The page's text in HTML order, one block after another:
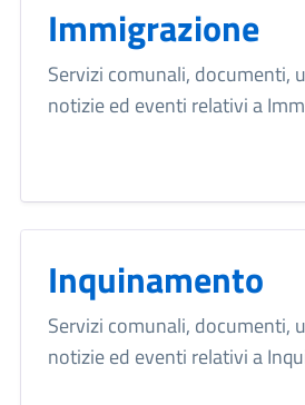
Immigrazione
Servizi comunali, documenti,
notizie ed eventi relativi a
Inquinamento
Servizi comunali, documenti,
notizie ed eventi relativi a